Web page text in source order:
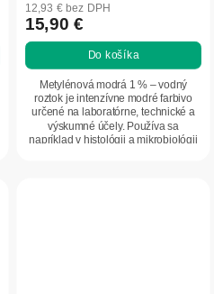
12,93 € bez DPH
15,90 €
Do košíka
Metylénová modrá 1 % – vodný
roztok je intenzívne modré farbivo
určené na laboratórne, technické a
výskumné účely. Používa sa
napríklad v histológii a mikrobiológii